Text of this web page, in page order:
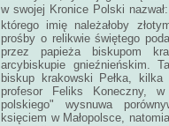
w swojej Kronice Polski
którego imię należałoby
prośby o relikwie świętego
przez papieża biskupom
arcybiskupie gnieźnieńskim.
biskup krakowski Pełka,
profesor Feliks Koneczny,
polskiego" wysnuwa
księciem w Małopolsce,